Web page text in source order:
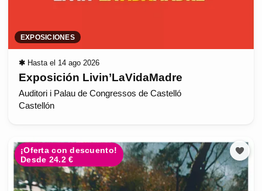
EXPOSICIONES
✱ Hasta el 14 ago 2026
Exposición Livin’LaVidaMadre
Auditori i Palau de Congressos de Castelló
Castellón
¡Oferta con descuento!
Desde 24.2 €